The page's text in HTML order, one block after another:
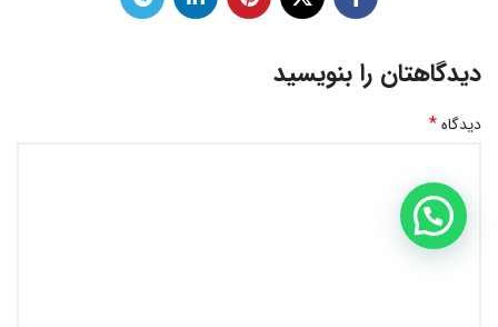
دیدگاهتان را بنویسید
دیدگاه*